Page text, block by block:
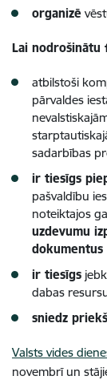
organizē
Lai nodrošinātu
atbilstoši
pārvaldes
sadarbības
ir tiesīgs
pašvaldību
noteiktajos
uzdevumu
dokumentus
ir tiesīgs
dabas
sniedz
Valsts vides
novembrī un